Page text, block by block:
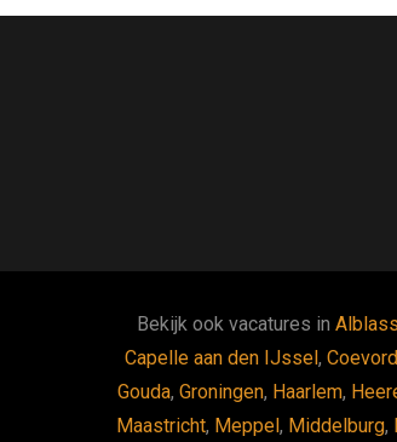
Bekijk ook vacatures in
Capelle aan den IJssel ,
Gouda, Groningen, Haarlem,
Maastricht, Meppel , Middelburg,